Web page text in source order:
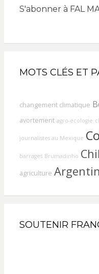
S'abonner à FAL
MOTS CLÉS ET
changement climatique
avortement agro-écologie
journalistes au Mexique
barrages Brumadinho
agriculture
SOUTENIR